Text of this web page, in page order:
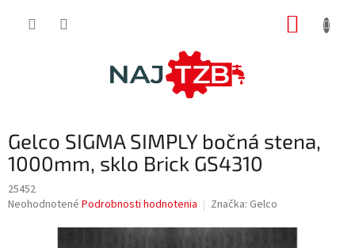
Gelco SIGMA SIMPLY bočná stena,
1000mm, sklo Brick GS4310
25452
Priemerné
Neohodnotené Podrobnosti hodnotenia Značka: Gelco